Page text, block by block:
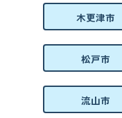
木更津市
松戸市
流山市